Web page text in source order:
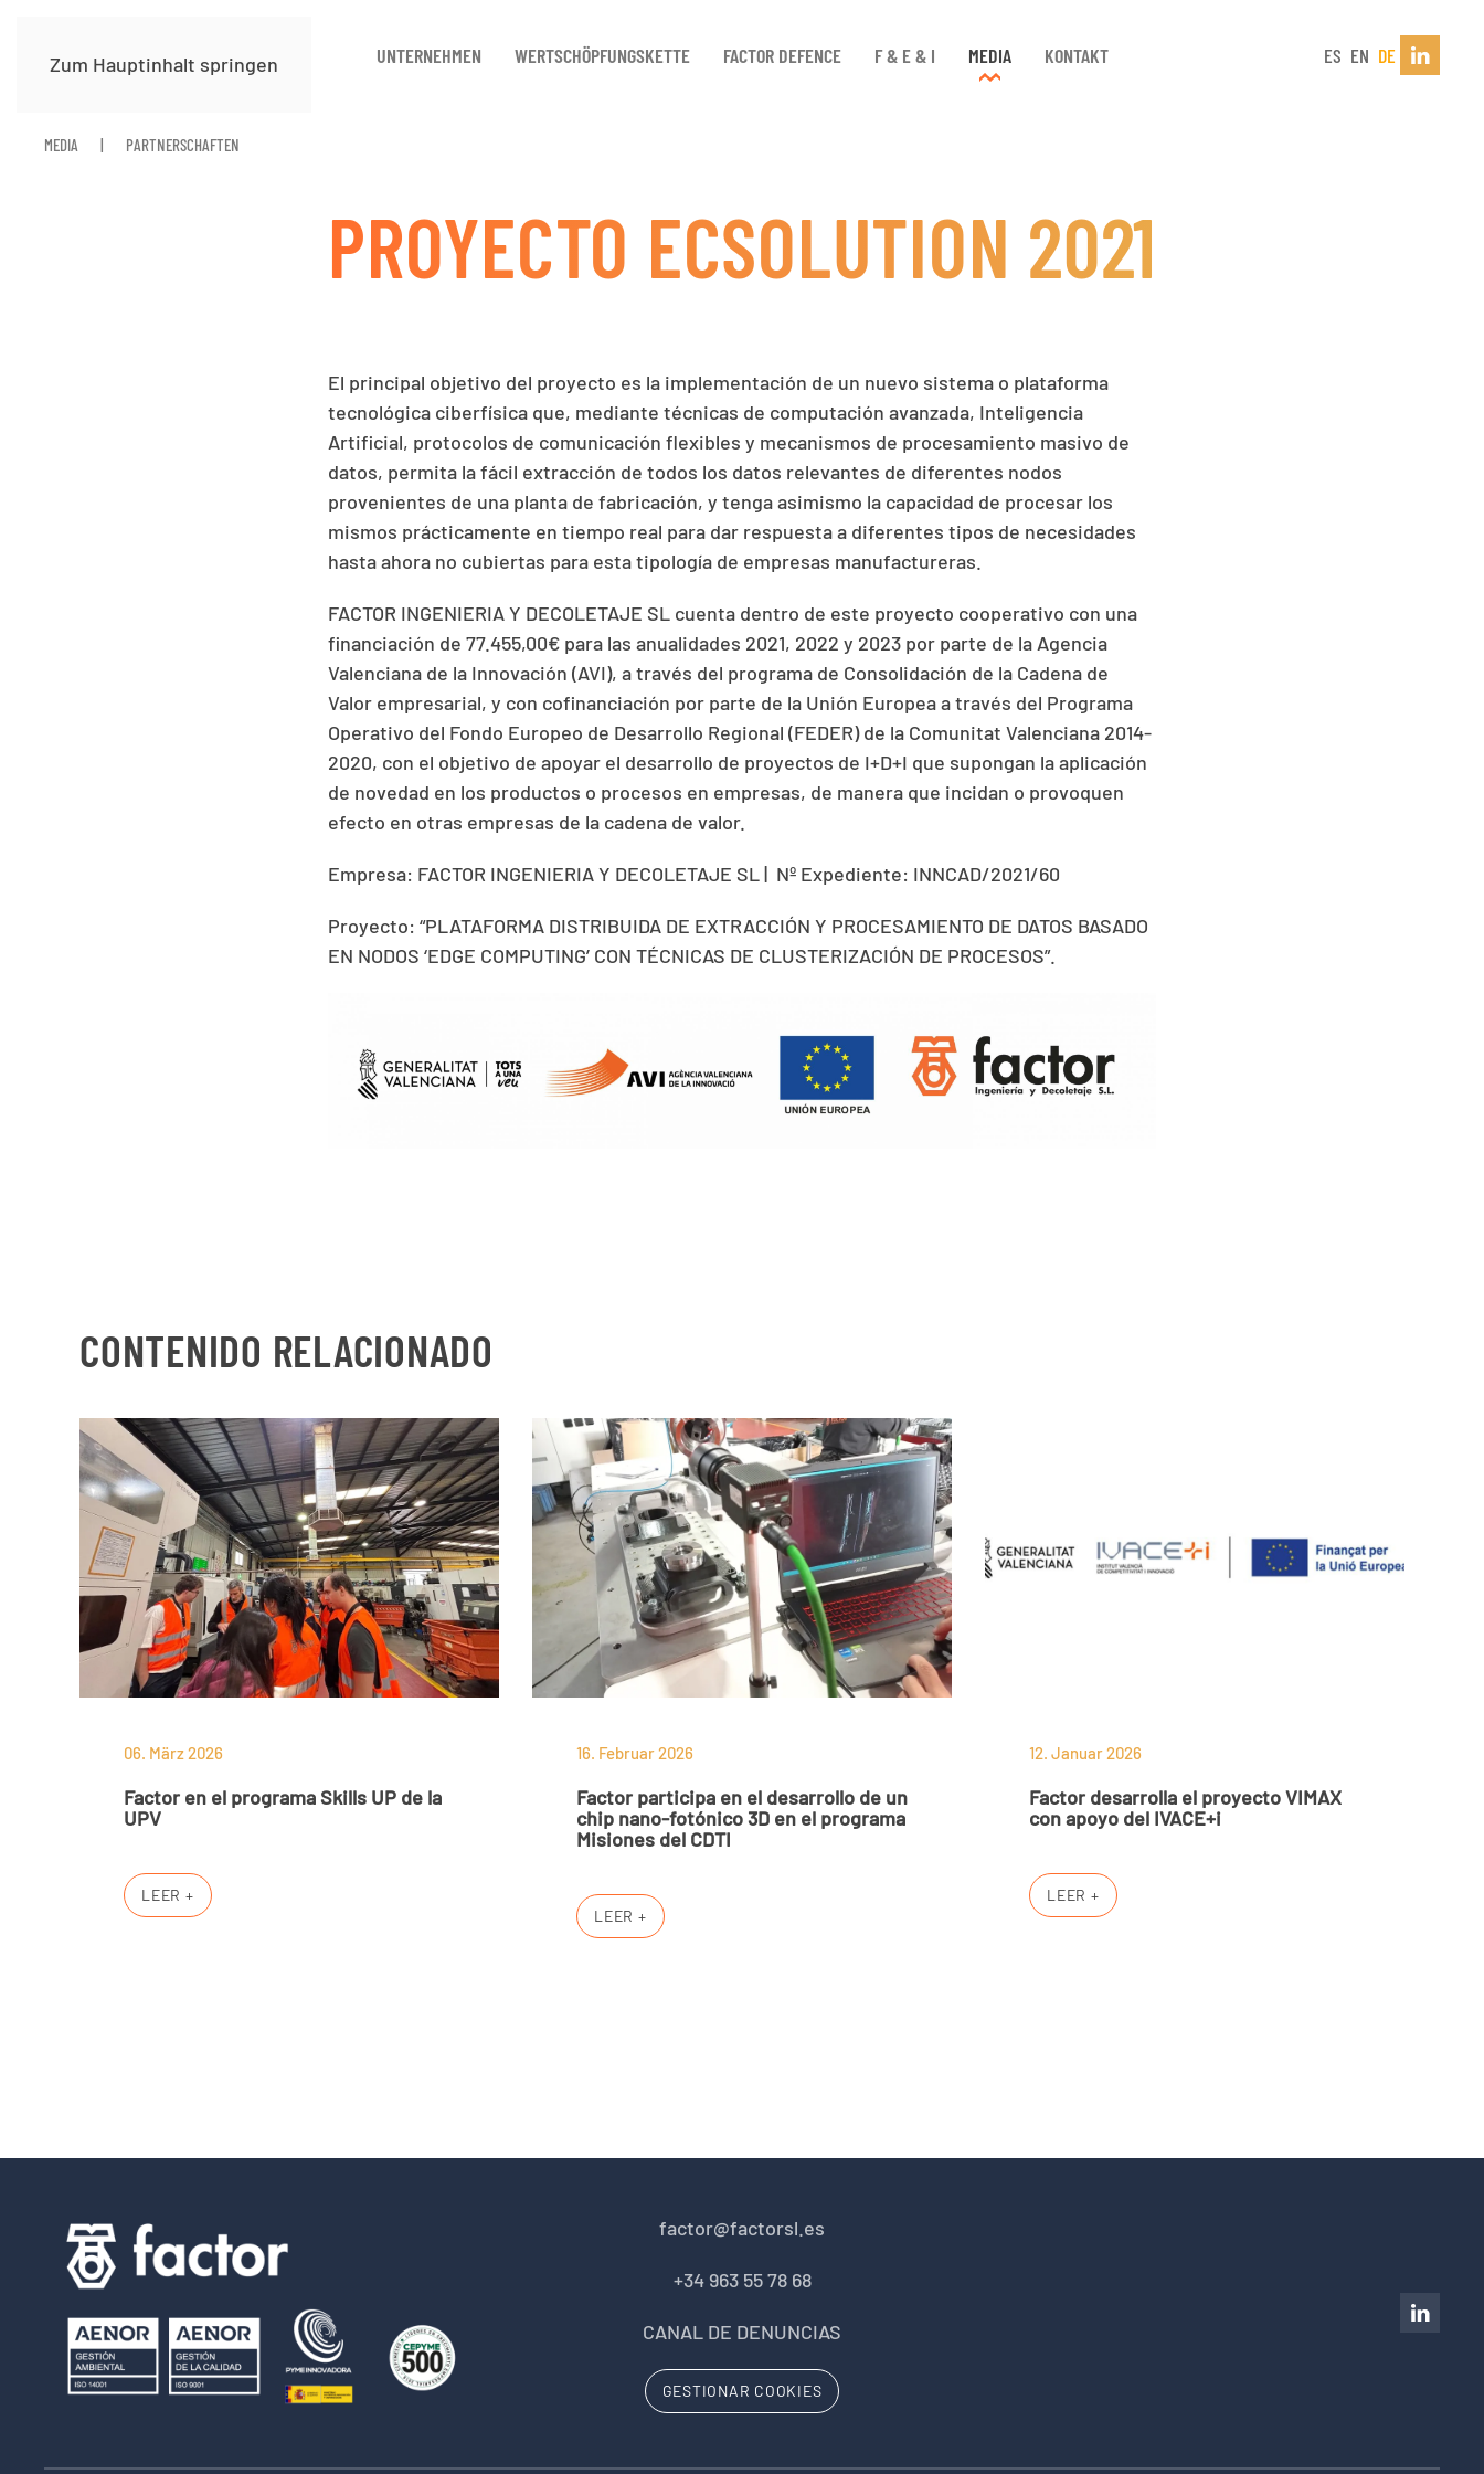
Zum Hauptinhalt springen UNTERNEHMEN WERTSCHÖPFUNGSKETTE FACTOR DEFENCE F & E & I MEDIA KONTAKT ES EN DE
MEDIA PARTNERSCHAFTEN
PROYECTO ECSOLUTION 2021
El principal objetivo del proyecto es la implementación de un nuevo sistema o plataforma
tecnológica ciberfísica que, mediante técnicas de computación avanzada, Inteligencia
Artificial, protocolos de comunicación flexibles y mecanismos de procesamiento masivo de
datos, permita la fácil extracción de todos los datos relevantes de diferentes nodos
provenientes de una planta de fabricación, y tenga asimismo la capacidad de procesar los
mismos prácticamente en tiempo real para dar respuesta a diferentes tipos de necesidades
hasta ahora no cubiertas para esta tipología de empresas manufactureras.
FACTOR INGENIERIA Y DECOLETAJE SL cuenta dentro de este proyecto cooperativo con una
financiación de 77.455,00€ para las anualidades 2021, 2022 y 2023 por parte de la Agencia
Valenciana de la Innovación (AVI), a través del programa de Consolidación de la Cadena de
Valor empresarial, y con cofinanciación por parte de la Unión Europea a través del Programa
Operativo del Fondo Europeo de Desarrollo Regional (FEDER) de la Comunitat Valenciana 2014-
2020, con el objetivo de apoyar el desarrollo de proyectos de I+D+I que supongan la aplicación
de novedad en los productos o procesos en empresas, de manera que incidan o provoquen
efecto en otras empresas de la cadena de valor.
Empresa: FACTOR INGENIERIA Y DECOLETAJE SL | Nº Expediente: INNCAD/2021/60
Proyecto: “PLATAFORMA DISTRIBUIDA DE EXTRACCIÓN Y PROCESAMIENTO DE DATOS BASADO
EN NODOS ‘EDGE COMPUTING’ CON TÉCNICAS DE CLUSTERIZACIÓN DE PROCESOS”.
CONTENIDO RELACIONADO
06. März 2026
Factor en el programa Skills UP de la
UPV
LEER +
16. Februar 2026
Factor participa en el desarrollo de un
chip nano-fotónico 3D en el programa
Misiones del CDTI
LEER +
12. Januar 2026
Factor desarrolla el proyecto VIMAX
con apoyo del IVACE+i
LEER +
factor@factorsl.es
+34 963 55 78 68
CANAL DE DENUNCIAS
GESTIONAR COOKIES